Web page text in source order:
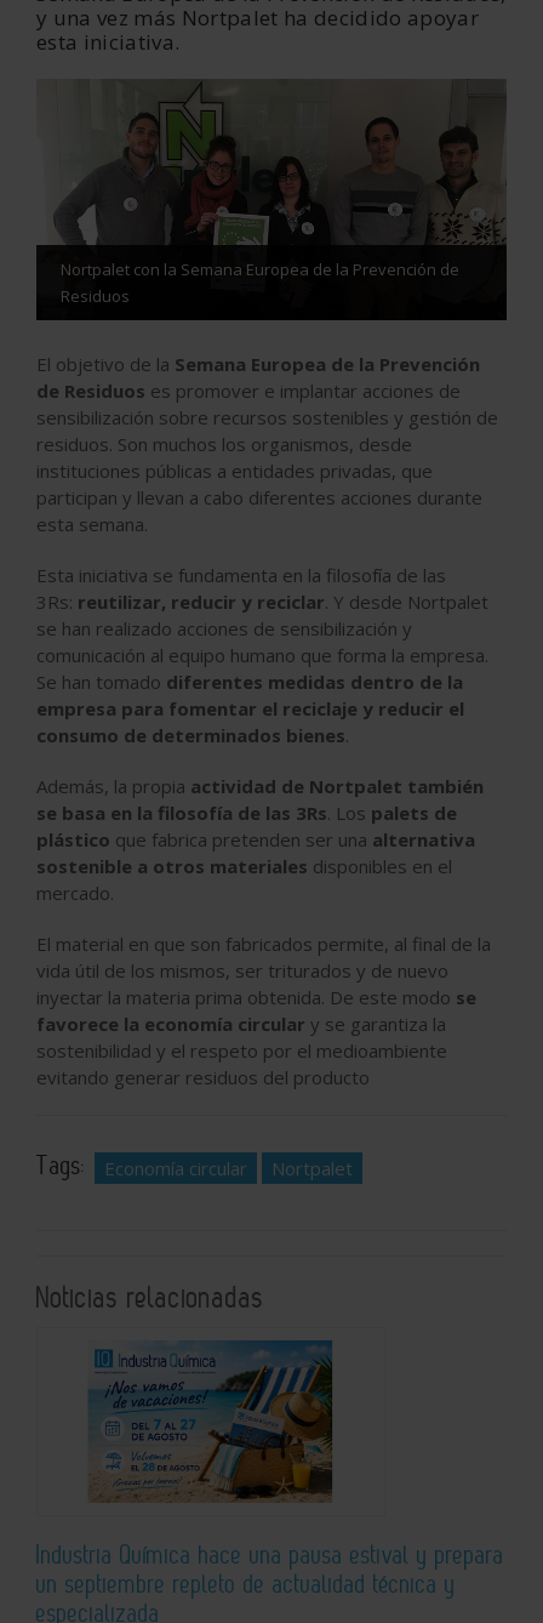
y una vez más Nortpalet ha decidido apoyar
esta iniciativa.
Nortpalet con la Semana Europea de la Prevención de
Residuos
El objetivo de la Semana Europea de la Prevención
de Residuos es promover e implantar acciones de
sensibilización sobre recursos sostenibles y gestión de
residuos. Son muchos los organismos, desde
instituciones públicas a entidades privadas, que
participan y llevan a cabo diferentes acciones durante
esta semana.
Esta iniciativa se fundamenta en la filosofía de las
3Rs: reutilizar, reducir y reciclar. Y desde Nortpalet
se han realizado acciones de sensibilización y
comunicación al equipo humano que forma la empresa.
Se han tomado diferentes medidas dentro de la
empresa para fomentar el reciclaje y reducir el
consumo de determinados bienes.
Además, la propia actividad de Nortpalet también
se basa en la filosofía de las 3Rs. Los palets de
plástico que fabrica pretenden ser una alternativa
sostenible a otros materiales disponibles en el
mercado.
El material en que son fabricados permite, al final de la
vida útil de los mismos, ser triturados y de nuevo
inyectar la materia prima obtenida. De este modo se
favorece la economía circular y se garantiza la
sostenibilidad y el respeto por el medioambiente
evitando generar residuos del producto
Tags: Economía circular Nortpalet
Noticias relacionadas
Industria Química hace una pausa estival y prepara
un septiembre repleto de actualidad técnica y
especializada